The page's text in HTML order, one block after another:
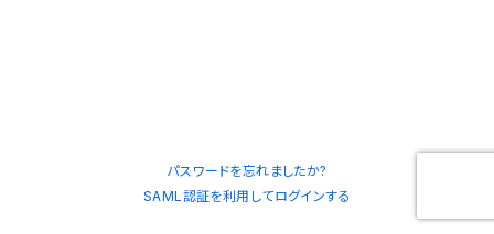
パスワードを忘れましたか?
SAML認証を利用してログインする